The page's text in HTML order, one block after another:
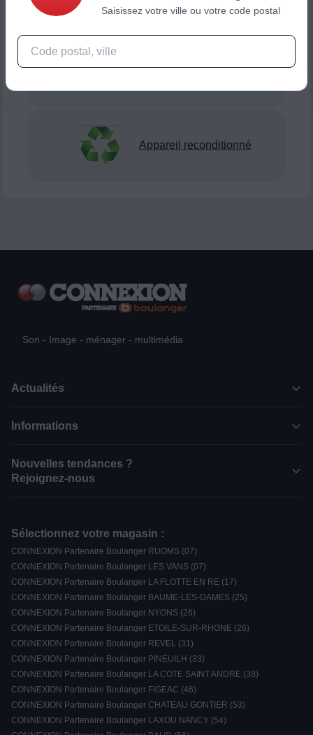
Objets connectés
Appareil reconditionné
Son - Image - ménager - multimédia
Actualités
Informations
Nouvelles tendances ?
Rejoignez-nous
Sélectionnez votre magasin :
CONNEXION Partenaire Boulanger RUOMS (07)
CONNEXION Partenaire Boulanger LES VANS (07)
CONNEXION Partenaire Boulanger LA FLOTTE EN RE (17)
CONNEXION Partenaire Boulanger BAUME-LES-DAMES (25)
CONNEXION Partenaire Boulanger NYONS (26)
CONNEXION Partenaire Boulanger ETOILE-SUR-RHONE (26)
CONNEXION Partenaire Boulanger REVEL (31)
CONNEXION Partenaire Boulanger PINEUILH (33)
CONNEXION Partenaire Boulanger LA COTE SAINT ANDRE (38)
CONNEXION Partenaire Boulanger FIGEAC (46)
CONNEXION Partenaire Boulanger CHATEAU GONTIER (53)
CONNEXION Partenaire Boulanger LAXOU NANCY (54)
Saisissez votre ville ou votre code postal